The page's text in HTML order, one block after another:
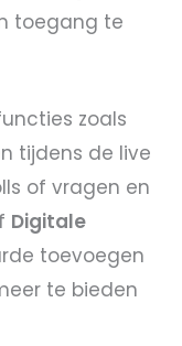
toegang te
zoals
tijdens de live
of vragen en
Digitale
toevoegen
te bieden